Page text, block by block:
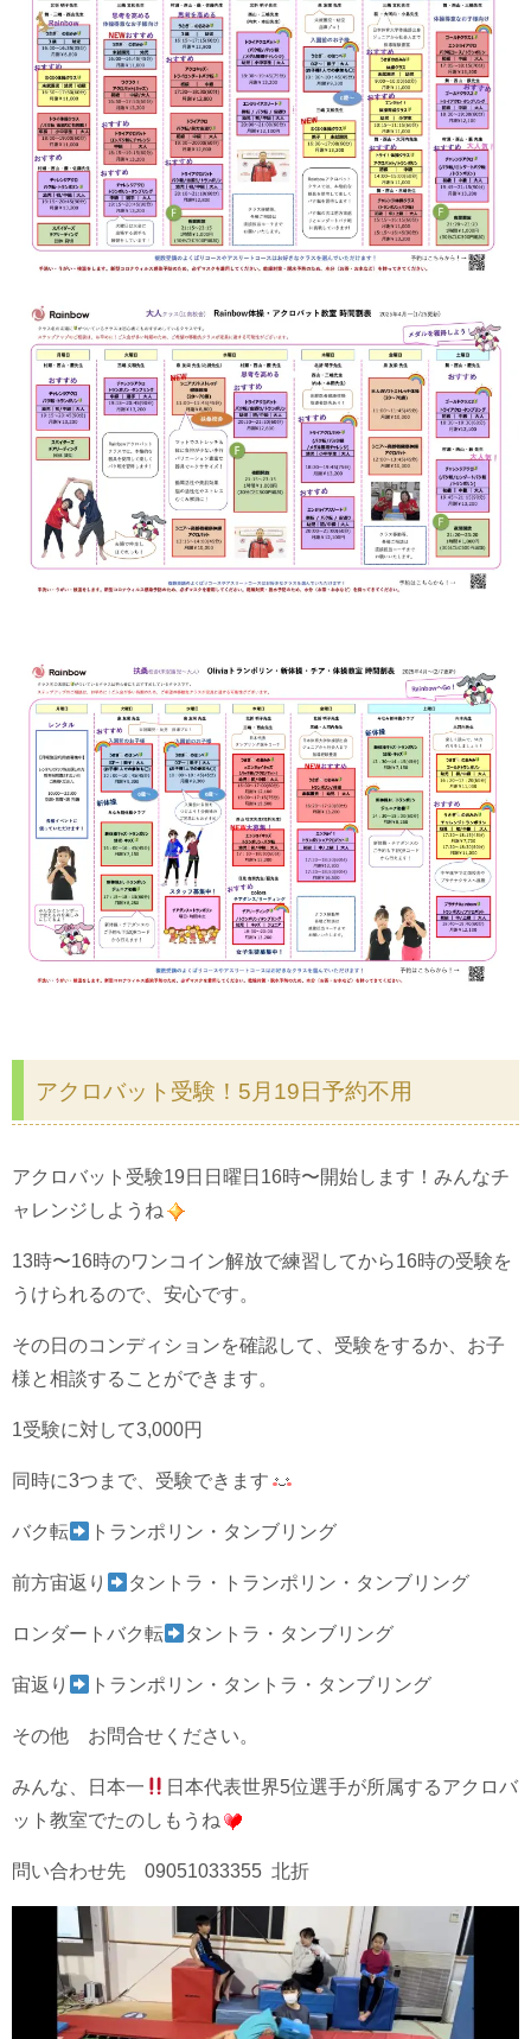
アクロバット受験！5月19日予約不用
アクロバット受験19日日曜日16時〜開始します！みんなチ
ャレンジしようね
13時〜16時のワンコイン解放で練習してから16時の受験を
うけられるので、安心です。
その日のコンディションを確認して、受験をするか、お子
様と相談することができます。
1受験に対して3,000円
同時に3つまで、受験できます
バク転 トランポリン・タンブリング
前方宙返り タントラ・トランポリン・タンブリング
ロンダートバク転 タントラ・タンブリング
宙返り トランポリン・タントラ・タンブリング
その他 お問合せください。
みんな、日本一
日本代表世界5位選手が所属するアクロバ
ット教室でたのしもうね
問い合わせ先 09051033355 北折